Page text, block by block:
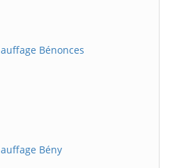
Bénonces
Bény